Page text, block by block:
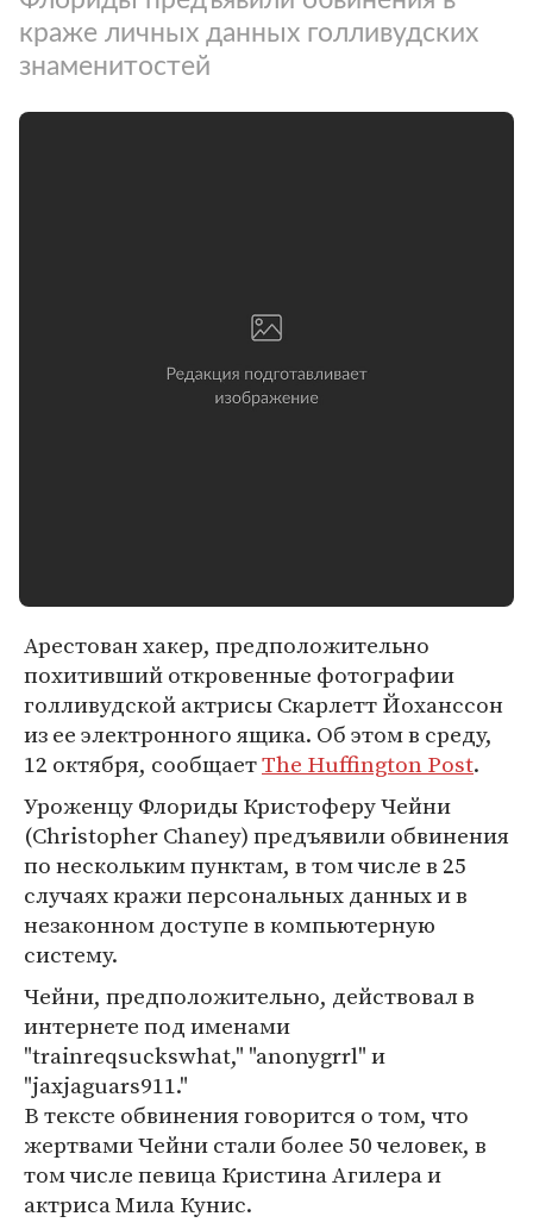
краже личных данных голливудских
знаменитостей
Арестован хакер, предположительно
похитивший откровенные фотографии
голливудской актрисы Скарлетт Йоханссон
из ее электронного ящика. Об этом в среду,
12 октября, сообщаетThe Huffington Post.
Уроженцу Флориды Кристоферу Чейни
(Christopher Chaney) предъявили обвинения
по нескольким пунктам, в том числе в 25
случаях кражи персональных данных и в
незаконном доступе в компьютерную
систему.
Чейни, предположительно, действовал в
интернете под именами
"trainreqsuckswhat," "anonygrrl" и
"jaxjaguars911."
В тексте обвинения говорится о том, что
жертвами Чейни стали более 50 человек, в
том числе певица Кристина Агилера и
актриса Мила Кунис.